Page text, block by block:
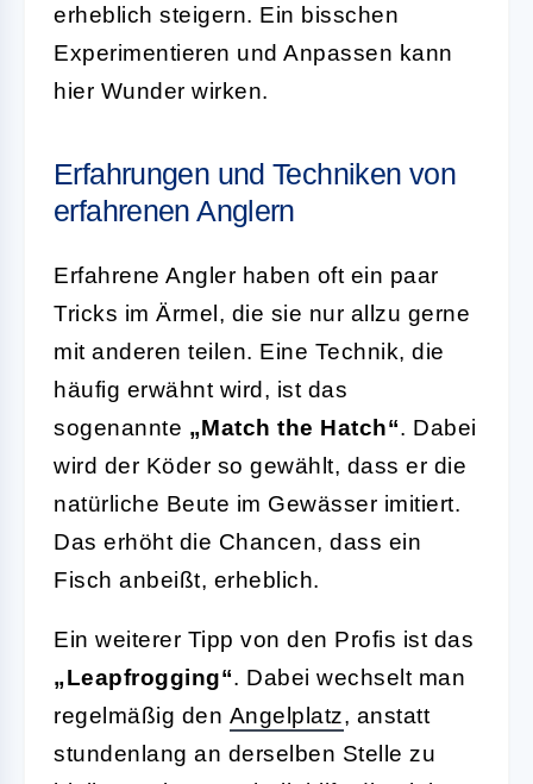
erheblich steigern. Ein bisschen
Experimentieren und Anpassen kann
hier Wunder wirken.
Erfahrungen und Techniken von
erfahrenen Anglern
Erfahrene Angler haben oft ein paar
Tricks im Ärmel, die sie nur allzu gerne
mit anderen teilen. Eine Technik, die
häufig erwähnt wird, ist das
sogenannte „Match the Hatch“. Dabei
wird der Köder so gewählt, dass er die
natürliche Beute im Gewässer imitiert.
Das erhöht die Chancen, dass ein
Fisch anbeißt, erheblich.
Ein weiterer Tipp von den Profis ist das
„Leapfrogging“. Dabei wechselt man
regelmäßig den Angelplatz, anstatt
stundenlang an derselben Stelle zu